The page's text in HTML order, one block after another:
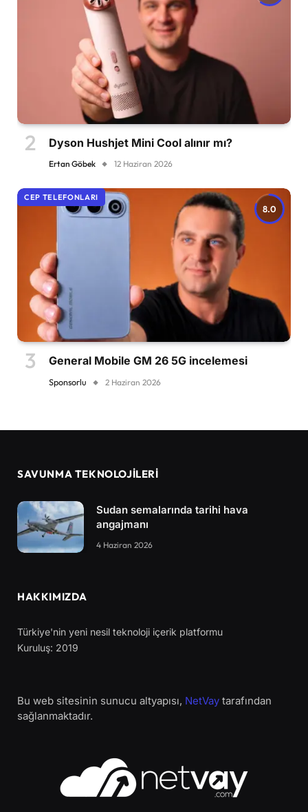
Dyson Hushjet Mini Cool alınır mı?
Ertan Göbek 12 Haziran 2026
8.0
CEP TELEFONLARI
General Mobile GM 26 5G incelemesi
Sponsorlu 2 Haziran 2026
SAVUNMA TEKNOLOJİLERİ
Sudan semalarında tarihi hava
angajmanı
4 Haziran 2026
HAKKIMIZDA
Türkiye'nin yeni nesil teknoloji içerik platformu
Kuruluş: 2019
Bu web sitesinin sunucu altyapısı, NetVay tarafından
sağlanmaktadır.